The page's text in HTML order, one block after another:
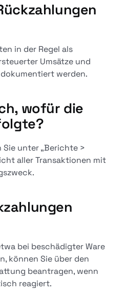
in der Regel als
Umsätze und
werden.
wofür die
Sie unter „Berichte >
aller Transaktionen mit
bei beschädigter Ware
können Sie über den
beantragen, wenn
reagiert.